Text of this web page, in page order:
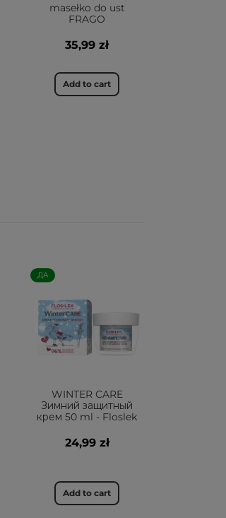
masełko do ust
FRAGO
35,99 zł
Add to cart
ДА
WINTER CARE
Зимний защитный
крем 50 ml - Floslek
24,99 zł
Add to cart